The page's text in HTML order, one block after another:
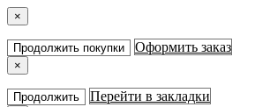
×
Продолжить покупки Оформить заказ
×
Продолжить Перейти в закладки